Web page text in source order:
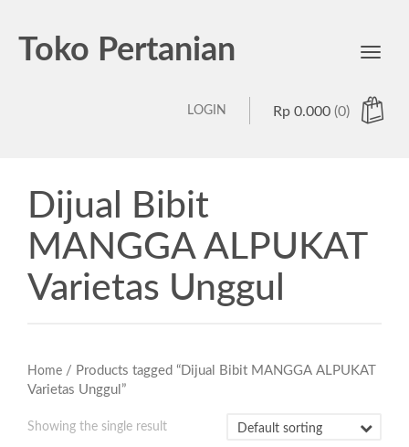
Toko Pertanian
Toggle
Rp 0.000 (0)
LOGIN
Dijual Bibit
MANGGA ALPUKAT
Varietas Unggul
Home / Products tagged “Dijual Bibit MANGGA ALPUKAT
Varietas Unggul”
Showing the single result